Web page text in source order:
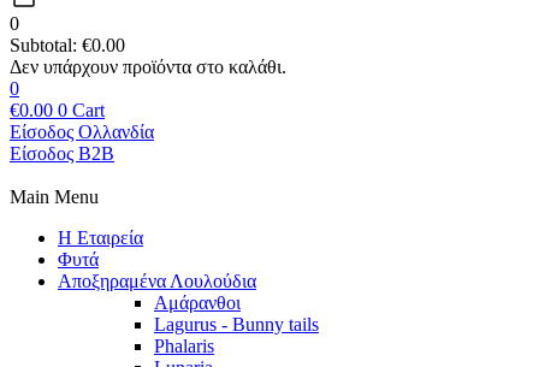
0
Subtotal: €0.00
0
€0.00 0 Cart
Είσοδος Ολλανδία
Είσοδος B2B
Main Menu
Η Εταιρεία
Φυτά
Αποξηραμένα Λουλούδια
Αμάρανθοι
Lagurus - Bunny tails
Phalaris